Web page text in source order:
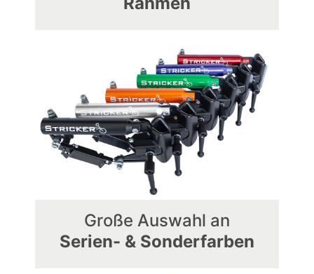
Große Auswahl an
Serien- & Sonderfarben